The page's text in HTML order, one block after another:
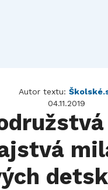
Autor textu:
04.11.2019